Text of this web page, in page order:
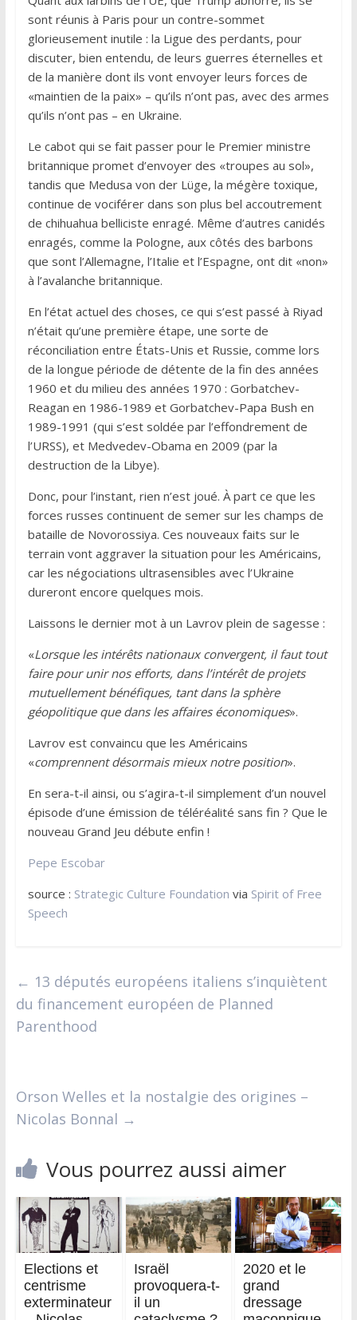
sont réunis à Paris pour un contre-sommet
glorieusement inutile : la Ligue des perdants, pour
discuter, bien entendu, de leurs guerres éternelles et
de la manière dont ils vont envoyer leurs forces de
«maintien de la paix» – qu’ils n’ont pas, avec des armes
qu’ils n’ont pas – en Ukraine.
Le cabot qui se fait passer pour le Premier ministre
britannique promet d’envoyer des «troupes au sol»,
tandis que Medusa von der Lüge, la mégère toxique,
continue de vociférer dans son plus bel accoutrement
de chihuahua belliciste enragé. Même d’autres canidés
enragés, comme la Pologne, aux côtés des barbons
que sont l’Allemagne, l’Italie et l’Espagne, ont dit «non»
à l’avalanche britannique.
En l’état actuel des choses, ce qui s’est passé à Riyad
n’était qu’une première étape, une sorte de
réconciliation entre États-Unis et Russie, comme lors
de la longue période de détente de la fin des années
1960 et du milieu des années 1970 : Gorbatchev-
Reagan en 1986-1989 et Gorbatchev-Papa Bush en
1989-1991 (qui s’est soldée par l’effondrement de
l’URSS), et Medvedev-Obama en 2009 (par la
destruction de la Libye).
Donc, pour l’instant, rien n’est joué. À part ce que les
forces russes continuent de semer sur les champs de
bataille de Novorossiya. Ces nouveaux faits sur le
terrain vont aggraver la situation pour les Américains,
car les négociations ultrasensibles avec l’Ukraine
dureront encore quelques mois.
Laissons le dernier mot à un Lavrov plein de sagesse :
«Lorsque les intérêts nationaux convergent, il faut tout
faire pour unir nos efforts, dans l’intérêt de projets
mutuellement bénéfiques, tant dans la sphère
géopolitique que dans les affaires économiques».
Lavrov est convaincu que les Américains
«comprennent désormais mieux notre position».
En sera-t-il ainsi, ou s’agira-t-il simplement d’un nouvel
épisode d’une émission de téléréalité sans fin ? Que le
nouveau Grand Jeu débute enfin !
Pepe Escobar
source : Strategic Culture Foundation via Spirit of Free
Speech
← 13 députés européens italiens s’inquiètent
du financement européen de Planned
Parenthood
Orson Welles et la nostalgie des origines –
Nicolas Bonnal →
Vous pourrez aussi aimer
Elections et
centrisme
exterminateur
Israël
provoquera-t-
il un
2020 et le
grand
dressage